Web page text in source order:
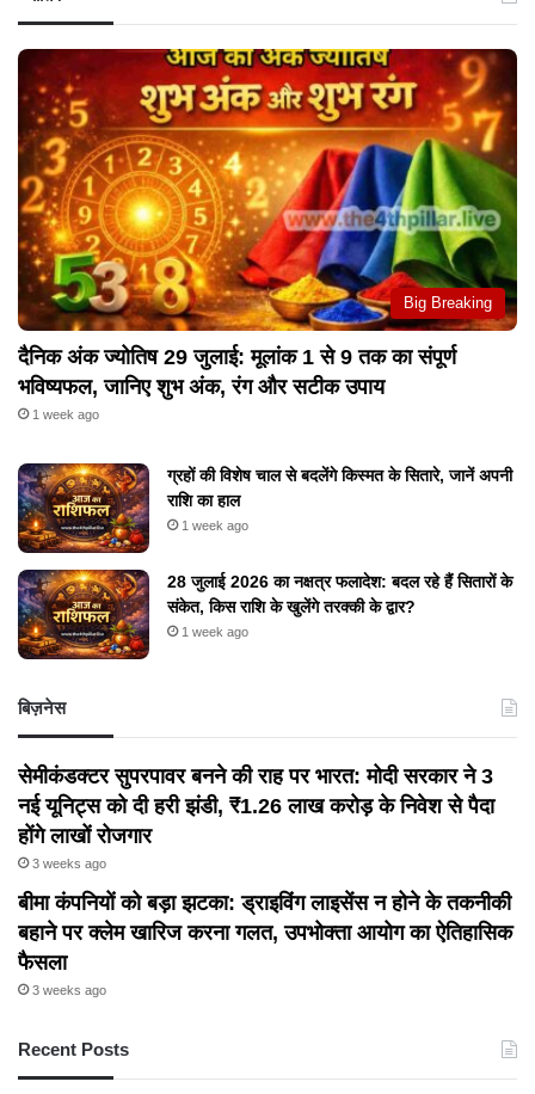
Big Breaking
दैनिक अंक ज्योतिष 29 जुलाई: मूलांक 1 से 9 तक का संपूर्ण
भविष्यफल, जानिए शुभ अंक, रंग और सटीक उपाय
1 week ago
ग्रहों की विशेष चाल से बदलेंगे किस्मत के सितारे, जानें अपनी
राशि का हाल
1 week ago
28 जुलाई 2026 का नक्षत्र फलादेश: बदल रहे हैं सितारों के
संकेत, किस राशि के खुलेंगे तरक्की के द्वार?
1 week ago
बिज़नेस
सेमीकंडक्टर सुपरपावर बनने की राह पर भारत: मोदी सरकार ने 3
नई यूनिट्स को दी हरी झंडी, ₹1.26 लाख करोड़ के निवेश से पैदा
होंगे लाखों रोजगार
3 weeks ago
बीमा कंपनियों को बड़ा झटका: ड्राइविंग लाइसेंस न होने के तकनीकी
बहाने पर क्लेम खारिज करना गलत, उपभोक्ता आयोग का ऐतिहासिक
फैसला
3 weeks ago
Recent Posts